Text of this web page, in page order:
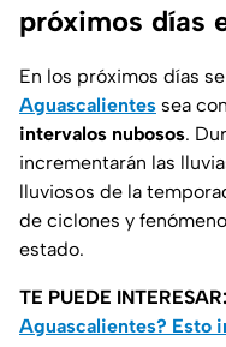
próximos días
En los próximos días
Aguascalientes sea con
intervalos nubosos.
incrementarán las
lluviosos de la
de ciclones y
estado.
TE PUEDE INTERESAR:
Aguascalientes? Esto